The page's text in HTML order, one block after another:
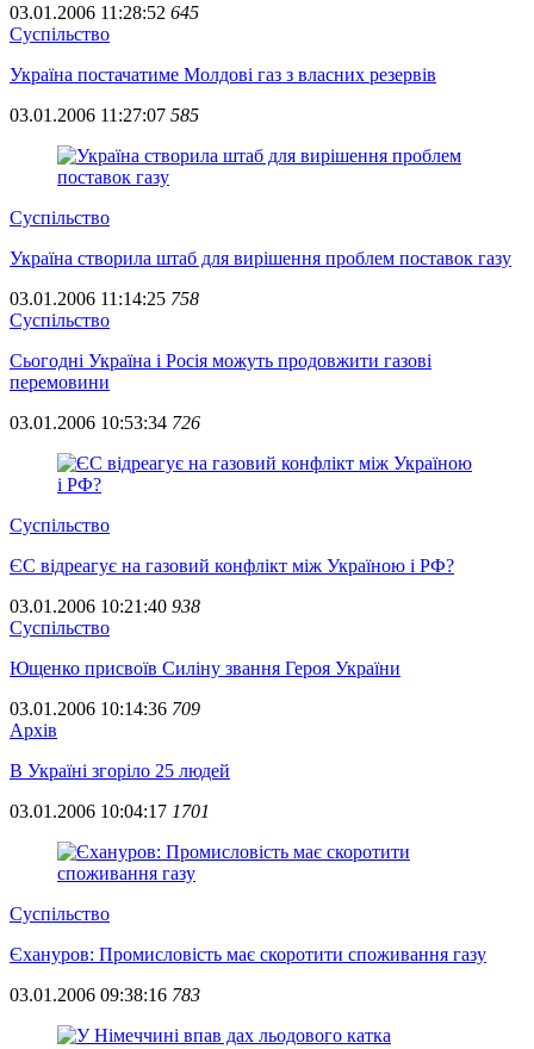
03.01.2006 11:28:52 645
Суспiльство
Україна постачатиме Молдові газ з власних резервів
03.01.2006 11:27:07 585
Суспiльство
Україна створила штаб для вирішення проблем поставок газу
03.01.2006 11:14:25 758
Суспiльство
Сьогодні Україна і Росія можуть продовжити газові
перемовини
03.01.2006 10:53:34 726
Суспiльство
ЄС відреагує на газовий конфлікт між Україною і РФ?
03.01.2006 10:21:40 938
Суспiльство
Ющенко присвоїв Силіну звання Героя України
03.01.2006 10:14:36 709
Архiв
В Україні згоріло 25 людей
03.01.2006 10:04:17 1701
Суспiльство
Єхануров: Промисловість має скоротити споживання газу
03.01.2006 09:38:16 783